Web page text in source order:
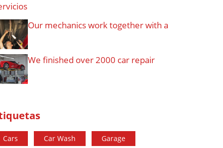
Our mechanics work together with a
We finished over 2000 car repair
Cars Car Wash Garage